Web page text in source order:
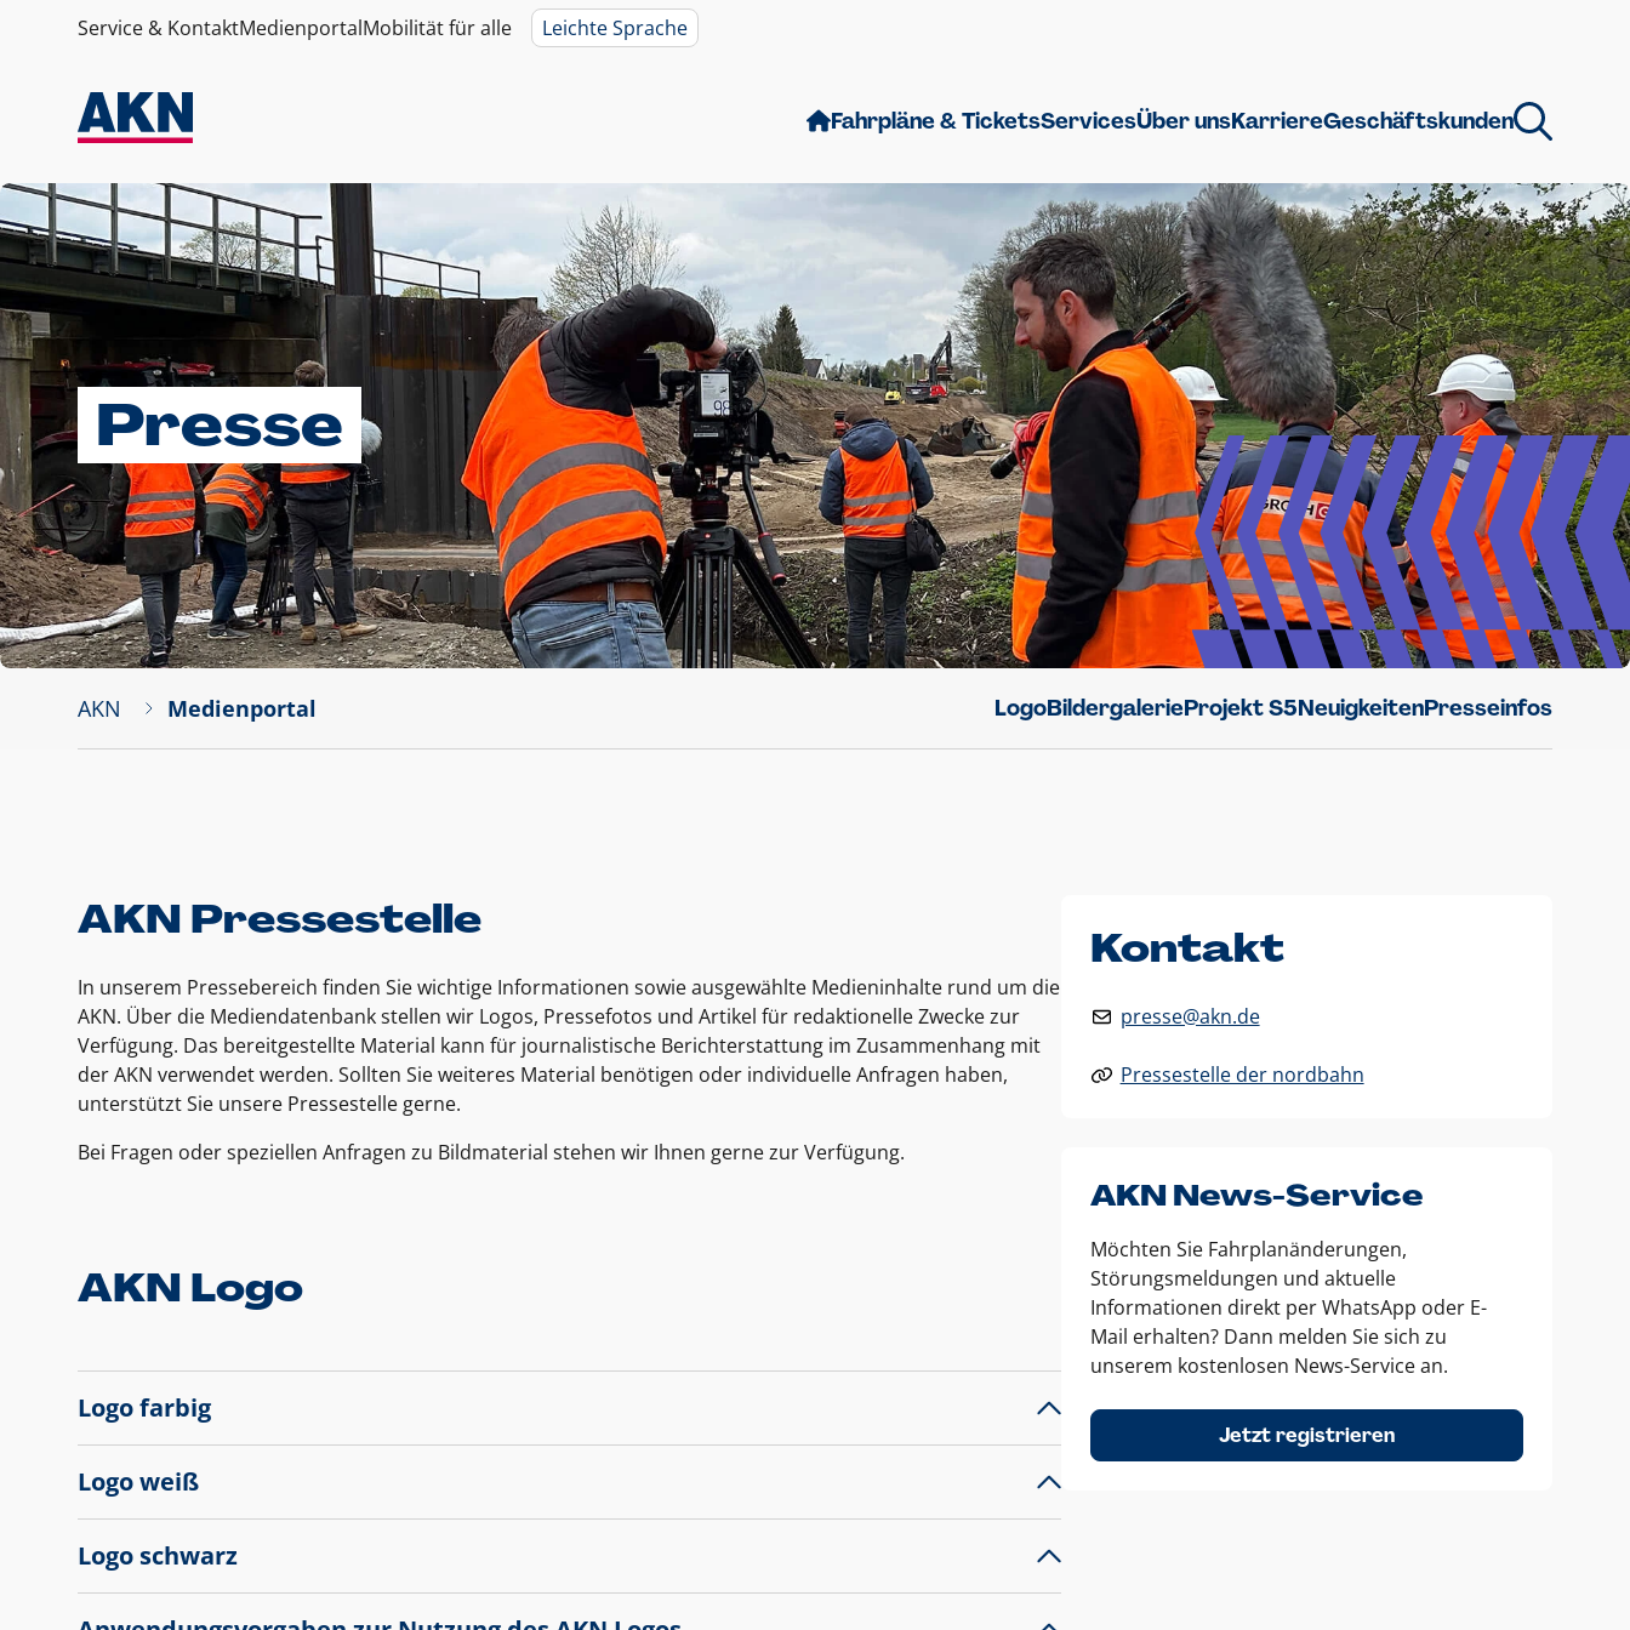
Service & KontaktMedienportalMobilität für alle Leichte Sprache
Fahrpläne & TicketsServicesÜber unsKarriereGeschäftskunden
Presse
AKN Medienportal LogoBildergalerieProjekt S5NeuigkeitenPresseinfos
AKN Pressestelle
In unserem Pressebereich finden Sie wichtige Informationen sowie ausgewählte Medieninhalte rund um die
AKN. Über die Mediendatenbank stellen wir Logos, Pressefotos und Artikel für redaktionelle Zwecke zur
Verfügung. Das bereitgestellte Material kann für journalistische Berichterstattung im Zusammenhang mit
der AKN verwendet werden. Sollten Sie weiteres Material benötigen oder individuelle Anfragen haben,
unterstützt Sie unsere Pressestelle gerne.
Bei Fragen oder speziellen Anfragen zu Bildmaterial stehen wir Ihnen gerne zur Verfügung.
AKN Logo
Logo farbig
Logo weiß
Logo schwarz
Kontakt
presse@akn.de
Pressestelle der nordbahn
AKN News-Service
Möchten Sie Fahrplanänderungen,
Störungsmeldungen und aktuelle
Informationen direkt per WhatsApp oder E-
Mail erhalten? Dann melden Sie sich zu
unserem kostenlosen News-Service an.
Jetzt registrieren